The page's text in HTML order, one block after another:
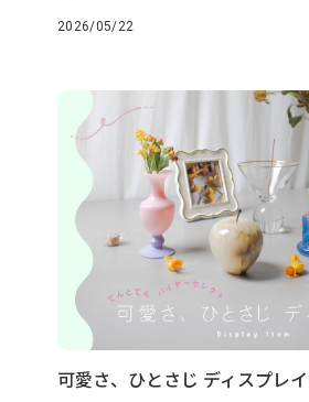
2026/05/22
可愛さ、ひとさじ ディスプレイ